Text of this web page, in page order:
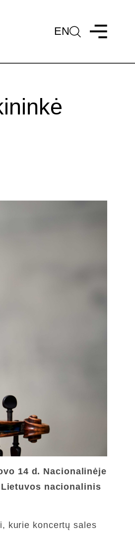
EN
14 d. Nacionalinėje
nacionalinis
kurie koncertų sales